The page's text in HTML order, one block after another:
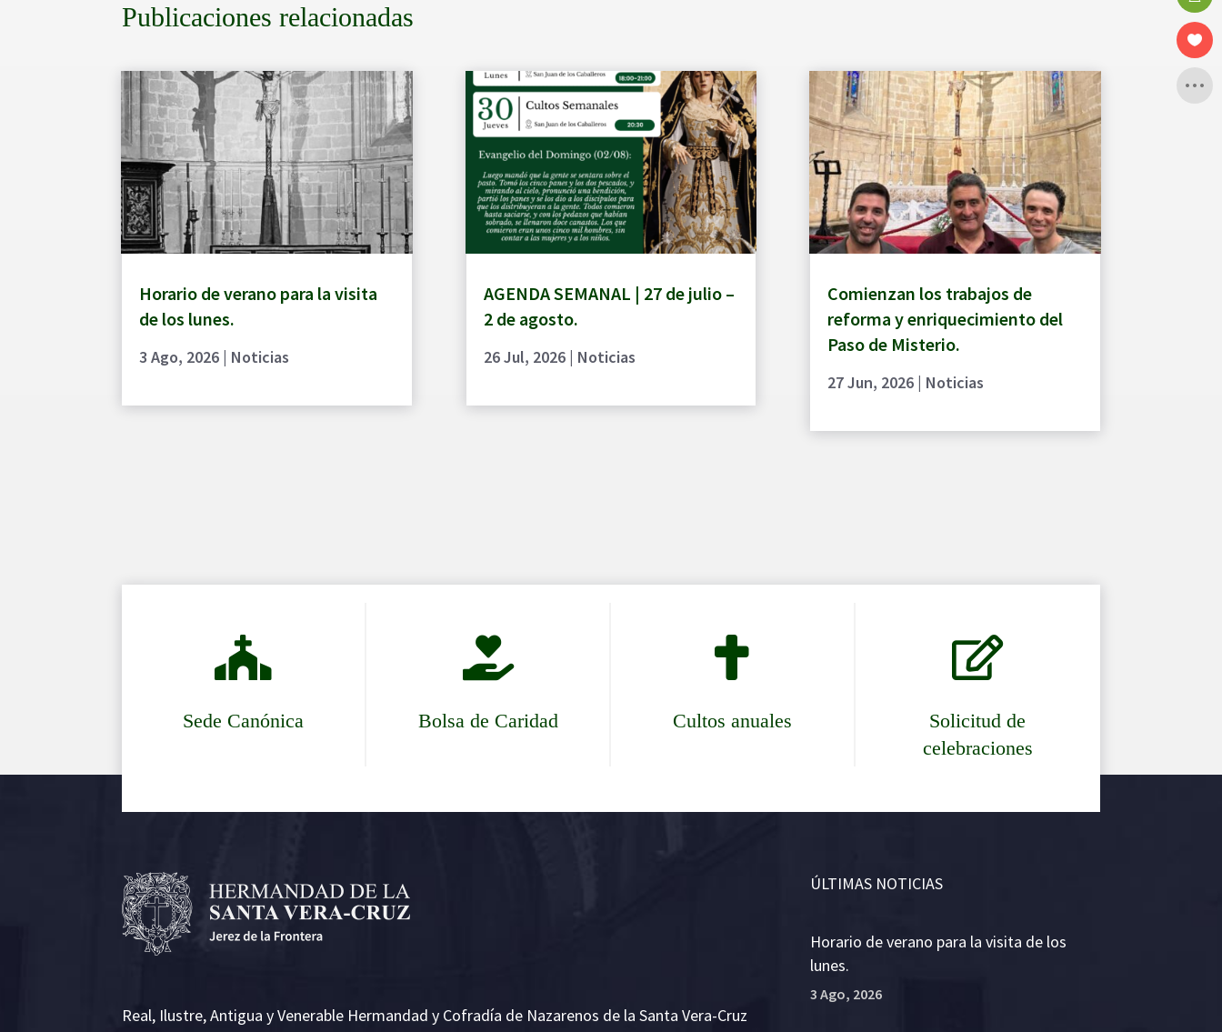
Publicaciones relacionadas
Horario de verano para la visita
de los lunes.
3 Ago, 2026 | Noticias
AGENDA SEMANAL | 27 de julio –
2 de agosto.
26 Jul, 2026| Noticias
Comienzan los trabajos de
reforma y enriquecimiento del
Paso de Misterio.
27 Jun, 2026| Noticias

Sede Canónica

Bolsa de Caridad

Cultos anuales

Solicitud de
celebraciones
Real, Ilustre, Antigua y Venerable Hermandad y Cofradía de Nazarenos de la Santa Vera-Cruz
ÚLTIMAS NOTICIAS
Horario de verano para la visita de los
lunes.
3 Ago, 2026